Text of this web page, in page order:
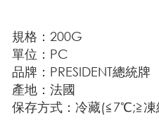
規格：200G
單位：PC
品牌：PRESIDENT總統牌
產地：法國
保存方式：冷藏(≦7℃;≧凍